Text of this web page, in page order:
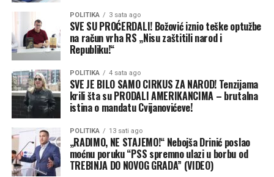
kaže politikolog Tanja Topić, tenzije i sukobi su stari
provjeren recept.
“Podizanje političkih tenzija i temperatura jer se
nalazimo u izbornoj godini, a to onda znači da se taj
pritisak pojačava, da međusobni napadi i uvrede na račun
onih drugih bivaju pojačani, a da se pri tome vi nastojite
prikazati kao jedina brana i zaštitnik sopstvenih
nacionalnih interesa”, kaže Topićeva.
Marinko Božović iz SDS-a kaže da postoji još jedno
POLITIKA 3 sata ago
SVE SU PROĆERDALI! Božović iznio teške optužbe
na račun vrha RS „Nisu zaštitili narod i
Republiku!“
POLITIKA 4 sata ago
SVE JE BILO SAMO CIRKUS ZA NAROD! Tenzijama
krili šta su PRODALI AMERIKANCIMA – brutalna
istina o mandatu Cvijanovićeve!
POLITIKA 13 sati ago
„RADIMO, NE STAJEMO!“ Nebojša Drinić poslao
moćnu poruku “PSS spremno ulazi u borbu od
TREBINJA DO NOVOG GRADA” (VIDEO)